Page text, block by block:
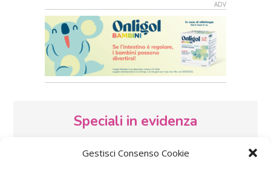
Gestisci Consenso Cookie
Speciali in evidenza